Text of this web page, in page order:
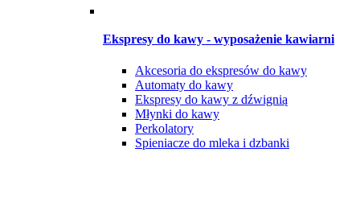
Ekspresy do kawy - wyposażenie kawiarni
Akcesoria do ekspresów do kawy
Automaty do kawy
Ekspresy do kawy z dźwignią
Młynki do kawy
Perkolatory
Spieniacze do mleka i dzbanki